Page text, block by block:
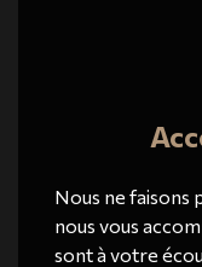
Nous ne faisons
nous vous
sont à votre